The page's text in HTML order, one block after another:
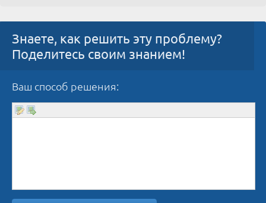
Знаете, как решить эту проблему?
Поделитесь своим знанием!
Ваш способ решения: